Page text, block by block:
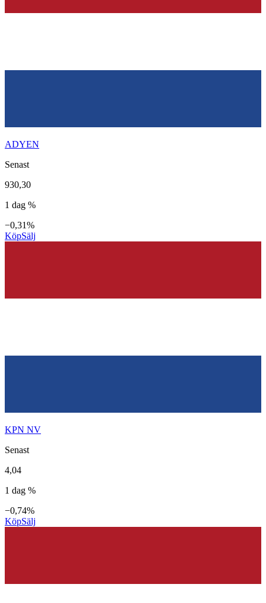
ADYEN
Senast
930,30
1 dag %
−0,31%
KöpSälj
KPN NV
Senast
4,04
1 dag %
−0,74%
KöpSälj